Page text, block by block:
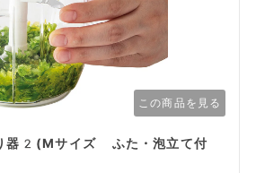
この商品を見る
器2(Mサイズ ふた・泡立て付